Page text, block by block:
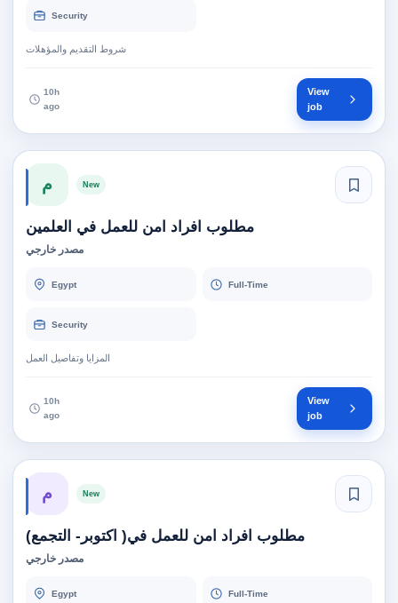
Security
شروط التقديم والمؤهلات
10h
ago
View
job
م New
مطلوب افراد امن للعمل في العلمين
مصدر خارجي
Egypt Full-Time
Security
المزايا وتفاصيل العمل
10h
ago
View
job
م New
مطلوب افراد امن للعمل في( اكتوبر- التجمع)
مصدر خارجي
Egypt Full-Time